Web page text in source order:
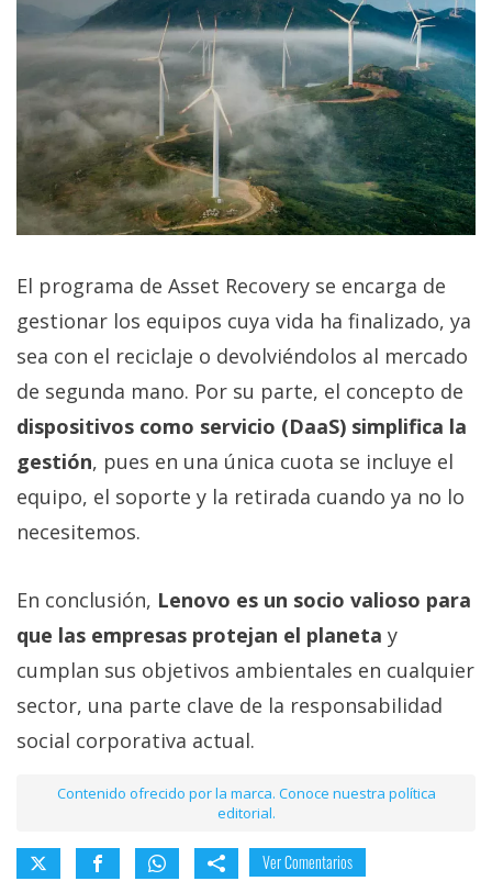
El programa de Asset Recovery se encarga de
gestionar los equipos cuya vida ha finalizado, ya
sea con el reciclaje o devolviéndolos al mercado
de segunda mano. Por su parte, el concepto de
dispositivos como servicio (DaaS) simplifica la
gestión, pues en una única cuota se incluye el
equipo, el soporte y la retirada cuando ya no lo
necesitemos.
En conclusión, Lenovo es un socio valioso para
que las empresas protejan el planeta y
cumplan sus objetivos ambientales en cualquier
sector, una parte clave de la responsabilidad
social corporativa actual.
Contenido ofrecido por la marca. Conoce nuestra política
editorial.
Ver Comentarios